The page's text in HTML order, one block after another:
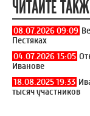
ЧИТАЙТЕ
08.07.2026 09:09
Пестяках
04.07.2026 15:05
Иванове
18.08.2025 19:33
тысяч участников